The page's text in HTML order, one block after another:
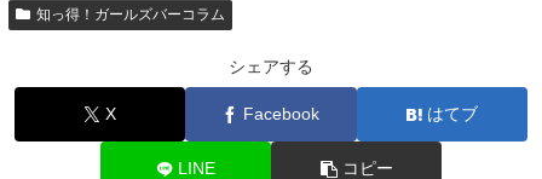
知っ得！ガールズバーコラム
シェアする
X Facebook はてブ
LINE コピー